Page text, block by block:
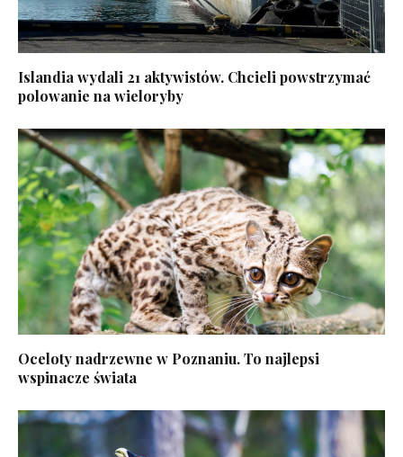
Islandia wydali 21 aktywistów. Chcieli powstrzymać
polowanie na wieloryby
Oceloty nadrzewne w Poznaniu. To najlepsi
wspinacze świata